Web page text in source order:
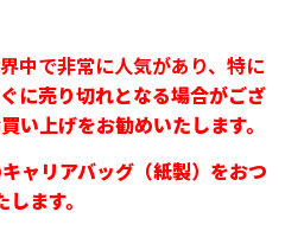
中で非常に人気があり、特に
に売り切れとなる場合がござ
い上げをお勧めいたします。
ャリアバッグ（紙製）をおつ
ます。